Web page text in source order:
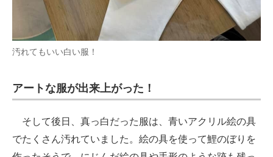
汚れてもいい白い服！
アートな服が出来上がった！
そして後日、真っ白だった服は、青いアクリル絵の具
でたくさん汚れていました。絵の具を使って鯉のぼりを